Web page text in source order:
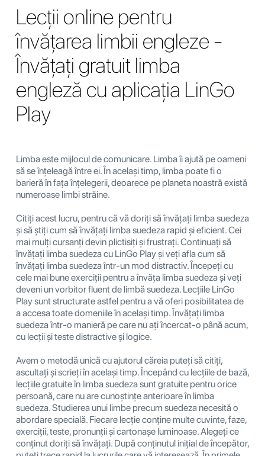
Lecții online pentru
învățarea limbii engleze -
Învățați gratuit limba
engleză cu aplicația LinGo
Play
Limba este mijlocul de comunicare. Limba îi ajută pe oameni
să se înțeleagă între ei. În același timp, limba poate fi o
barieră în fața înțelegerii, deoarece pe planeta noastră există
numeroase limbi străine.
Citiți acest lucru, pentru că vă doriți să învățați limba suedeza
și să știți cum să învățați limba suedeza rapid și eficient. Cei
mai mulți cursanți devin plictisiți și frustrați. Continuați să
învățați limba suedeza cu LinGo Play și veți afla cum să
învățați limba suedeza într-un mod distractiv. Începeți cu
cele mai bune exerciții pentru a învăța limba suedeza și veți
deveni un vorbitor fluent de limbă suedeza. Lecțiile LinGo
Play sunt structurate astfel pentru a vă oferi posibilitatea de
a accesa toate domeniile în același timp. Învățați limba
suedeza într-o manieră pe care nu ați încercat-o până acum,
cu lecții și teste distractive și logice.
Avem o metodă unică cu ajutorul căreia puteți să citiți,
ascultați și scrieți în același timp. Începând cu lecțiile de bază,
lecțiile gratuite în limba suedeza sunt gratuite pentru orice
persoană, care nu are cunoștințe anterioare în limba
suedeza. Studierea unui limbe precum suedeza necesită o
abordare specială. Fiecare lecție conține multe cuvinte, faze,
exerciții, teste, pronunții și cartonașe luminoase. Alegeți ce
conținut doriți să învățați. După conținutul inițial de începător,